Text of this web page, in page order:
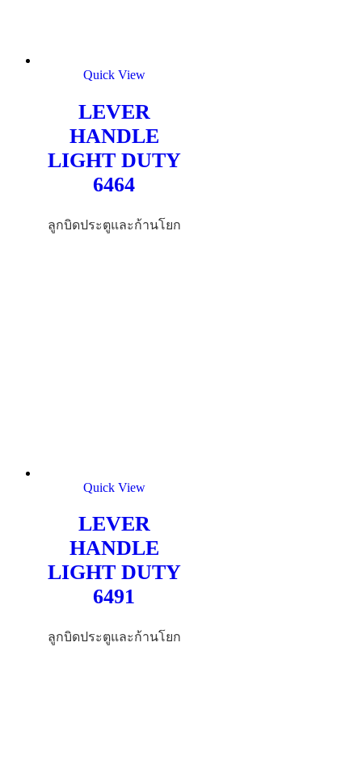
Quick View
LEVER
HANDLE
LIGHT DUTY
6464
ลูกบิดประตูและก้านโยก
Quick View
LEVER
HANDLE
LIGHT DUTY
6491
ลูกบิดประตูและก้านโยก